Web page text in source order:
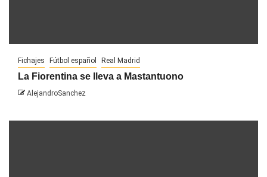
Fichajes Fútbol español Real Madrid
La Fiorentina se lleva a Mastantuono
AlejandroSanchez